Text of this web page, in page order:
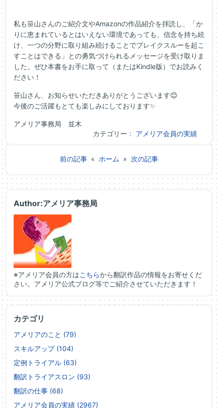
私も笹山さんのご紹介文やAmazonの作品紹介を拝読し、「か
りに恵まれているとはいえない環境であっても、信念を持ち続
け、一つの分野に取り組み続けることでブレイクスルーを起こ
すことはできる」との勇気づけられるメッセージを受け取りま
した。ぜひ本書をお手に取って（またはKindle版）でお読みく
ださい！
笹山さん、お知らせいただきありがとうございます😊
今後のご活躍もとても楽しみにしております✨
アメリア事務局 並木
カテゴリー： アメリア会員の実績
前の記事 « ホーム » 次の記事
Author:アメリア事務局
※アメリア会員の方はこちらから翻訳作品の情報をお寄せくだ
さい。アメリア公式ブログ等でご紹介させていただきます！
カテゴリ
アメリアのこと (79)
スキルアップ (104)
定例トライアル (63)
翻訳トライアスロン (93)
翻訳の仕事 (68)
アメリア会員の実績 (2967)